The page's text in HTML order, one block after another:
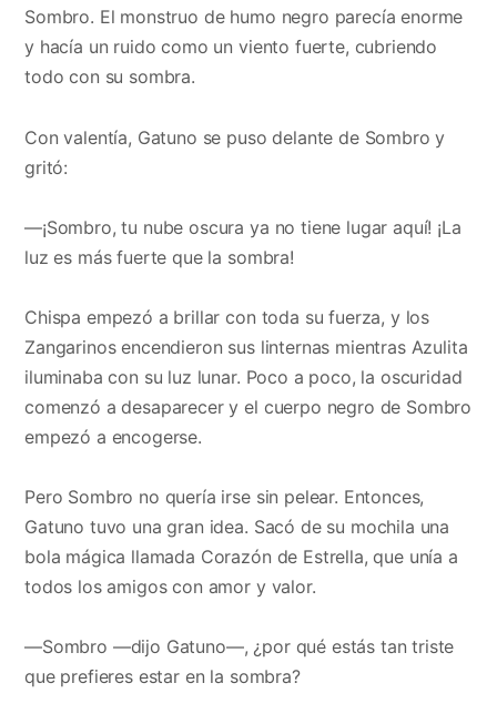
Sombro. El monstruo de humo negro parecía enorme
y hacía un ruido como un viento fuerte, cubriendo
todo con su sombra.
Con valentía, Gatuno se puso delante de Sombro y
gritó:
—¡Sombro, tu nube oscura ya no tiene lugar aquí! ¡La
luz es más fuerte que la sombra!
Chispa empezó a brillar con toda su fuerza, y los
Zangarinos encendieron sus linternas mientras Azulita
iluminaba con su luz lunar. Poco a poco, la oscuridad
comenzó a desaparecer y el cuerpo negro de Sombro
empezó a encogerse.
Pero Sombro no quería irse sin pelear. Entonces,
Gatuno tuvo una gran idea. Sacó de su mochila una
bola mágica llamada Corazón de Estrella, que unía a
todos los amigos con amor y valor.
—Sombro —dijo Gatuno—, ¿por qué estás tan triste
que prefieres estar en la sombra?